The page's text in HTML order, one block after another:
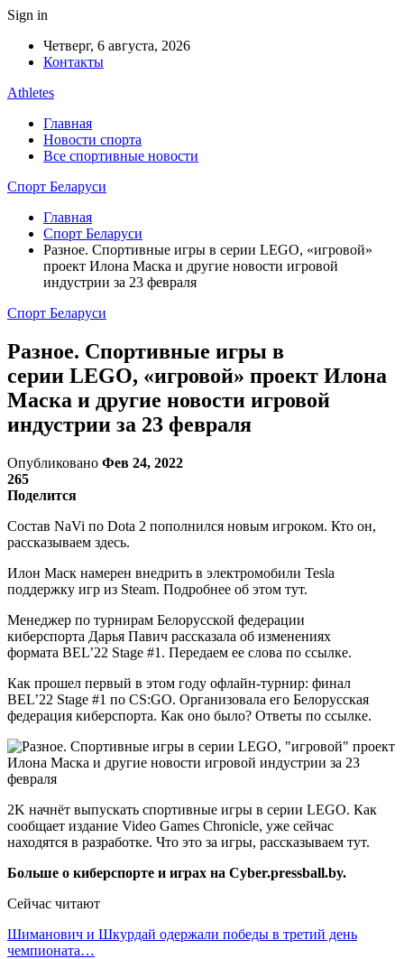
Sign in
Четверг, 6 августа, 2026
Контакты
Athletes
Главная
Новости спорта
Все спортивные новости
Спорт Беларуси
Главная
Спорт Беларуси
Разное. Спортивные игры в серии LEGO, «игровой»
проект Илона Маска и другие новости игровой
индустрии за 23 февраля
Спорт Беларуси
Разное. Спортивные игры в
серии LEGO, «игровой» проект Илона
Маска и другие новости игровой
индустрии за 23 февраля
Опубликовано Фев 24, 2022
265
Поделится
Состав NaVi по Dota 2 пополнился новым игроком. Кто он,
рассказываем здесь.
Илон Маск намерен внедрить в электромобили Tesla
поддержку игр из Steam. Подробнее об этом тут.
Менеджер по турнирам Белорусской федерации
киберспорта Дарья Павич рассказала об изменениях
формата BEL’22 Stage #1. Передаем ее слова по ссылке.
Как прошел первый в этом году офлайн-турнир: финал
BEL’22 Stage #1 по CS:GO. Организовала его Белорусская
федерация киберспорта. Как оно было? Ответы по ссылке.
2K начнёт выпускать спортивные игры в серии LEGO. Как
сообщает издание Video Games Chronicle, уже сейчас
находятся в разработке. Что это за игры, рассказываем тут.
Больше о киберспорте и играх на Cyber.pressball.by.
Сейчас читают
Шиманович и Шкурдай одержали победы в третий день
чемпионата…